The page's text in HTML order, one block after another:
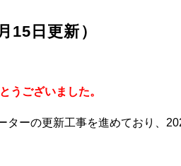
日更新）
うございました。
ーの更新工事を進めており、